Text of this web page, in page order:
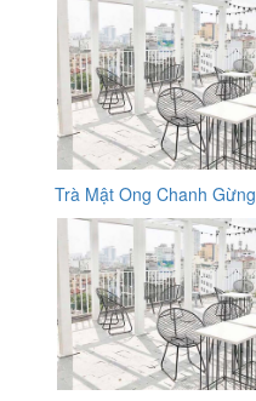
Trà Mật Ong Chanh Gừng